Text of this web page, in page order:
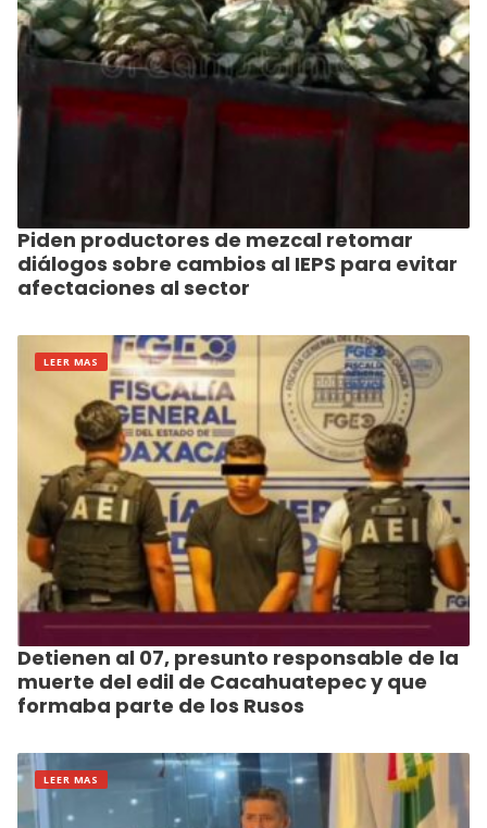
Piden productores de mezcal retomar
diálogos sobre cambios al IEPS para evitar
afectaciones al sector
LEER MAS
Detienen al 07, presunto responsable de la
muerte del edil de Cacahuatepec y que
formaba parte de los Rusos
LEER MAS